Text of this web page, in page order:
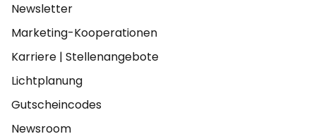
Newsletter
Marketing-Kooperationen
Karriere | Stellenangebote
Lichtplanung
Gutscheincodes
Newsroom